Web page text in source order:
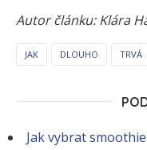
Autor článku: Klára
JAK DLOUHO TRVÁ
Jak vybrat